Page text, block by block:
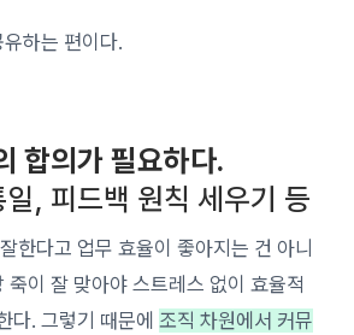
하는 편이다.
합의가 필요하다.
, 피드백 원칙 세우기 등
한다고 업무 효율이 좋아지는 건 아니
죽이 잘 맞아야 스트레스 없이 효율적
다. 그렇기 때문에조직 차원에서 커뮤